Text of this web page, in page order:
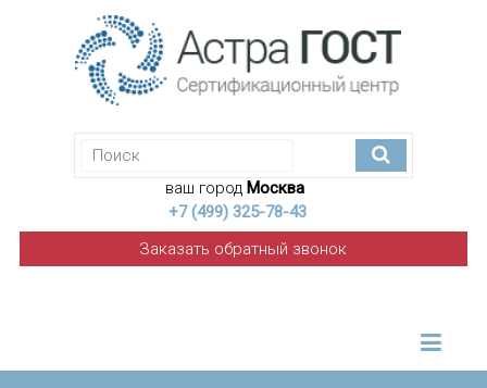
ваш город Москва
+7 (499) 325-78-43
Заказать обратный звонок